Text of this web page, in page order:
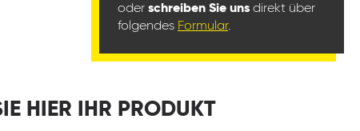
oder schreiben Sie uns direkt über
folgendes Formular.
HIER IHR PRODUKT